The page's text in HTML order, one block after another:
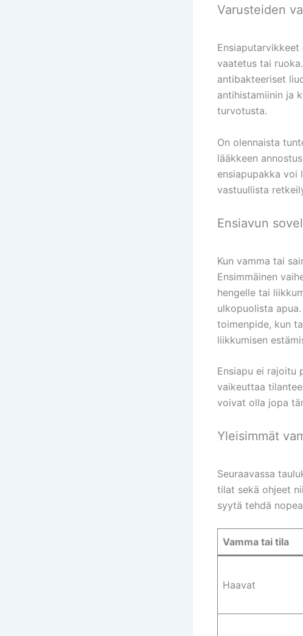
Varusteiden
vaatetus tai
antibakteeriset
antihistamiinin ja
turvotusta.
On olennaista
lääkkeen
ensiapupakka voi
vastuullista
Ensiavun
Kun vamma tai
Ensimmäinen
hengelle tai
ulkopuolista
toimenpide, kun
liikkumisen
Ensiapu ei rajoitu
vaikeuttaa
voivat olla jopa
Yleisimmät
Seuraavassa
tilat sekä ohjeet
syytä tehdä
Vamma tai tila
Haavat